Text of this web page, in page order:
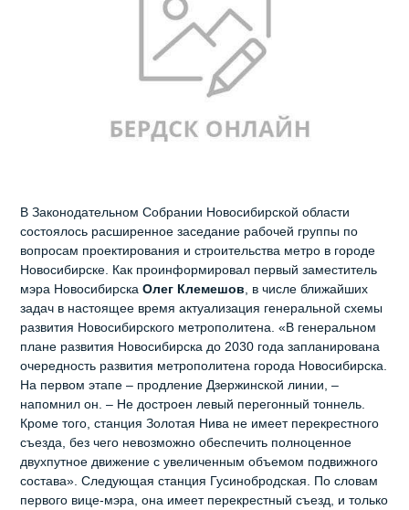
В Законодательном Собрании Новосибирской области
состоялось расширенное заседание рабочей группы по
вопросам проектирования и строительства метро в городе
Новосибирске. Как проинформировал первый заместитель
мэра НовосибирскаОлег Клемешов , в числе ближайших
задач в настоящее время актуализация генеральной схемы
развития Новосибирского метрополитена. «В генеральном
плане развития Новосибирска до 2030 года запланирована
очередность развития метрополитена города Новосибирска.
На первом этапе – продление Дзержинской линии, –
напомнил он. – Не достроен левый перегонный тоннель.
Кроме того, станция Золотая Нива не имеет перекрестного
съезда, без чего невозможно обеспечить полноценное
двухпутное движение с увеличенным объемом подвижного
состава». Следующая станция Гусинобродская. По словам
первого вице-мэра, она имеет перекрестный съезд, и только